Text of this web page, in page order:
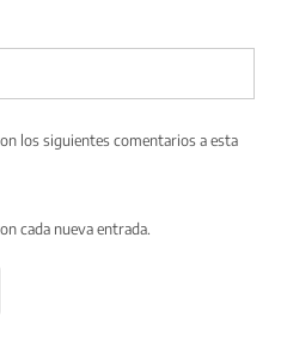
los siguientes comentarios a esta
cada nueva entrada.